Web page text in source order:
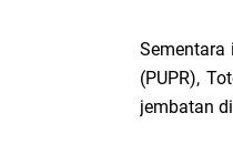
(PUPR),
jembatan